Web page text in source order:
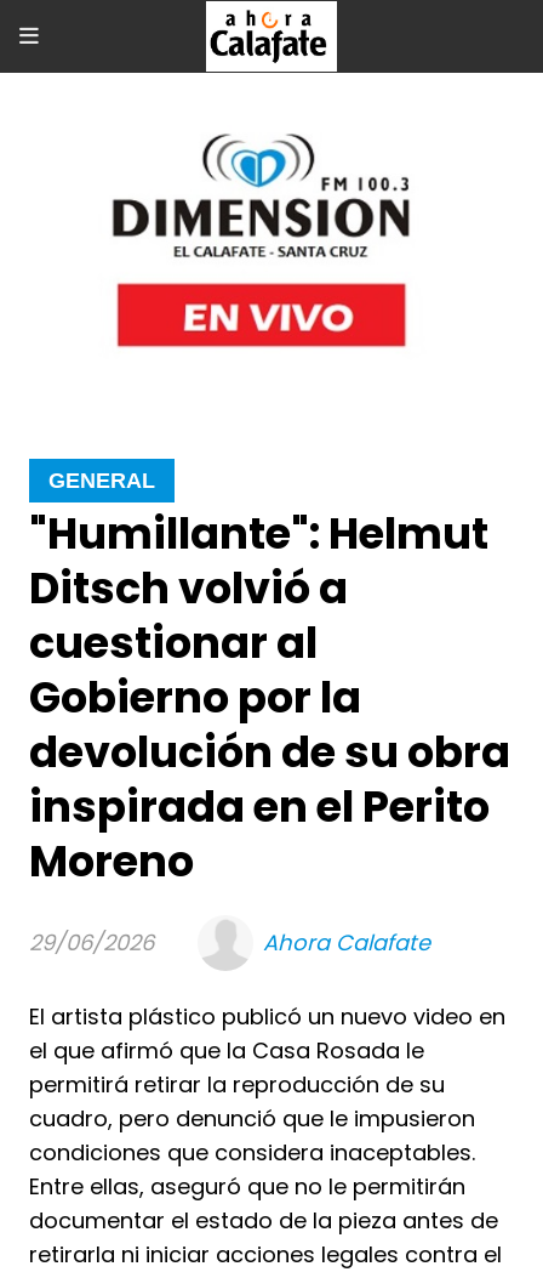
"Humillante": Helmut
Ditsch volvió a
cuestionar al
Gobierno por la
devolución de su obra
inspirada en el Perito
Moreno
El artista plástico publicó un nuevo video en
el que afirmó que la Casa Rosada le
permitirá retirar la reproducción de su
cuadro, pero denunció que le impusieron
condiciones que considera inaceptables.
Entre ellas, aseguró que no le permitirán
documentar el estado de la pieza antes de
retirarla ni iniciar acciones legales contra el
GENERAL
29/06/2026 Ahora Calafate